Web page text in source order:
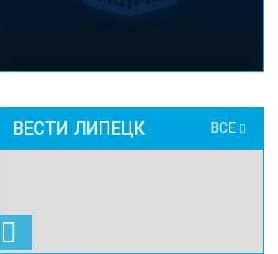
ВЕСТИ ЛИПЕЦК ВСЕ